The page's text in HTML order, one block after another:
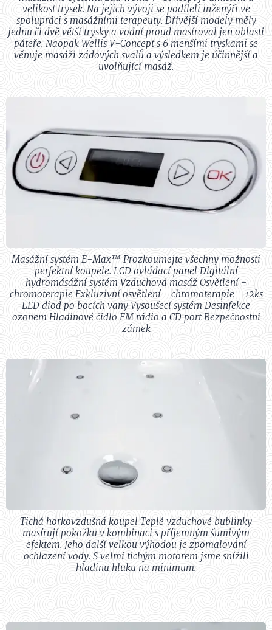
velikost trysek. Na jejich vývoji se podíleli inženýři ve
spolupráci s masážními terapeuty. Dřívější modely měly
jednu či dvě větší trysky a vodní proud masíroval jen oblasti
páteře. Naopak Wellis V-Concept s 6 menšími tryskami se
věnuje masáži zádových svalů a výsledkem je účinnější a
uvolňující masáž.
Masážní systém E-Max™ Prozkoumejte všechny možnosti
perfektní koupele. LCD ovládací panel Digitální
hydromásážní systém Vzduchová masáž Osvětlení -
chromoterapie Exkluzivní osvětlení - chromoterapie - 12ks
LED diod po bocích vany Vysoušecí systém Desinfekce
ozonem Hladinové čidlo FM rádio a CD port Bezpečnostní
zámek
Tichá horkovzdušná koupel Teplé vzduchové bublinky
masírují pokožku v kombinaci s příjemným šumivým
efektem. Jeho další velkou výhodou je zpomalování
ochlazení vody. S velmi tichým motorem jsme snížili
hladinu hluku na minimum.